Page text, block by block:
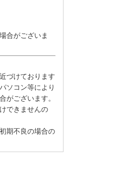
合がございま
づけております
ソコン等により
がございます。
できませんの
期不良の場合の